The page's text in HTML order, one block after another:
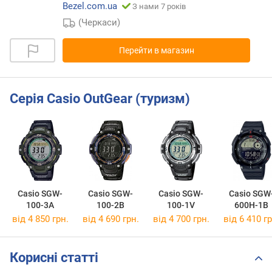
Bezel.com.ua
З нами 7 років
(Черкаси)
Перейти в магазин
Серія Casio OutGear (туризм)
Casio SGW-
100-3A
Casio SGW-
100-2B
Casio SGW-
100-1V
Casio
600H-1B
від 4 850 грн. від 4 690 грн. від 4 700 грн. від 6 410
Корисні статті